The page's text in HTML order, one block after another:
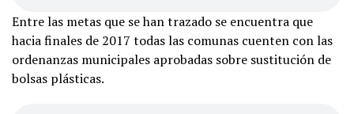
Entre las metas que se han trazado se encuentra que
hacia finales de 2017 todas las comunas cuenten con las
ordenanzas municipales aprobadas sobre sustitución de
bolsas plásticas.